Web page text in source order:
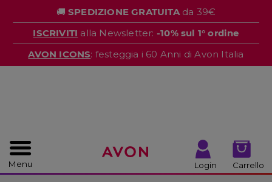
🚚 SPEDIZIONE GRATUITAda 39€
ISCRIVITI alla Newsletter: -10% sul 1° ordine
AVON ICONS: festeggia i 60 Anni di Avon Italia
Menu Login Carrello
CHIUDI CHIUDI